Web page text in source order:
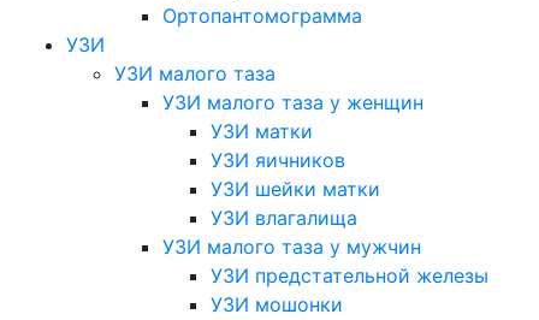
Ортопантомограмма
УЗИ
УЗИ малого таза
УЗИ малого таза у женщин
УЗИ матки
УЗИ яичников
УЗИ шейки матки
УЗИ влагалища
УЗИ малого таза у мужчин
УЗИ предстательной железы
УЗИ мошонки